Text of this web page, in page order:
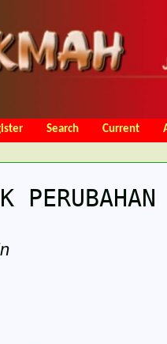
Search Current
Charges